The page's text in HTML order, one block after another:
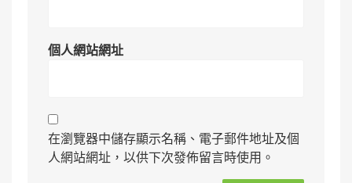
個人網站網址
在瀏覽器中儲存顯示名稱、電子郵件地址及個
人網站網址，以供下次發佈留言時使用。